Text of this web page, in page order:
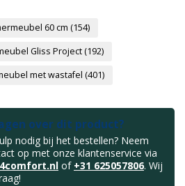
60 cm (154)
Gliss Project(192)
met wastafel (401)
over dit product?
nodig bij het bestellen? Neem
op met onze klantenservice via
of +31 625057806. Wij